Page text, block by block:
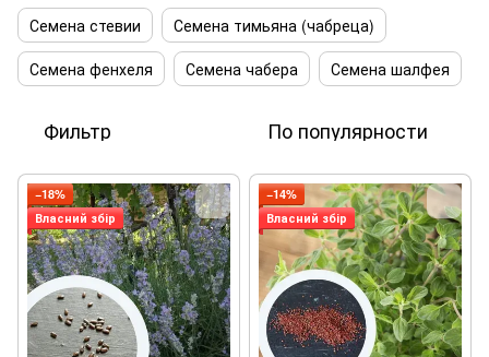
Семена стевии
Семена тимьяна (чабреца)
Семена фенхеля
Семена чабера Семена шалфея
Фильтр По популярности
−18%
Власний збір
−14%
Власний збір